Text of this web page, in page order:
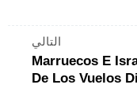
التالي
Marruecos E
De Los Vuelos